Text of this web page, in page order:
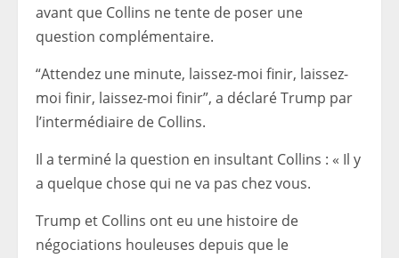
avant que Collins ne tente de poser une
question complémentaire.
“Attendez une minute, laissez-moi finir, laissez-
moi finir, laissez-moi finir”, a déclaré Trump par
l’intermédiaire de Collins.
Il a terminé la question en insultant Collins : « Il y
a quelque chose qui ne va pas chez vous.
Trump et Collins ont eu une histoire de
négociations houleuses depuis que le